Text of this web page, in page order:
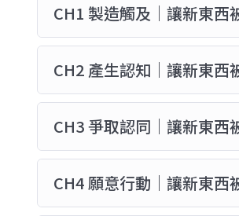
CH1 製造觸及｜讓新東西
CH2 產生認知｜讓新東西
CH3 爭取認同｜讓新東西
CH4 願意行動｜讓新東西